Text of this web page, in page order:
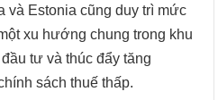
và Estonia cũng duy trì mức
xu hướng chung trong khu
tư và thúc đẩy tăng
sách thuế thấp.